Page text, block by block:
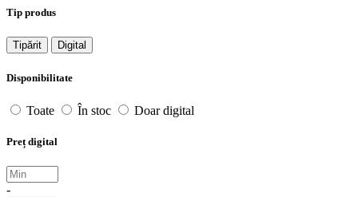
Tip produs
Tipărit Digital
Disponibilitate
Toate În stoc Doar digital
Preț digital
-